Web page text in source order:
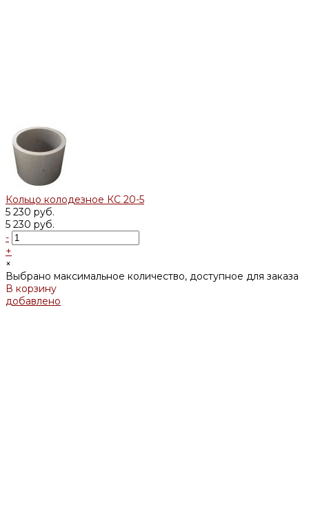
Кольцо колодезное КС 20-5
5 230 руб.
5 230 руб.
-
+
×
Выбрано максимальное количество, доступное для заказа
В корзину
добавлено